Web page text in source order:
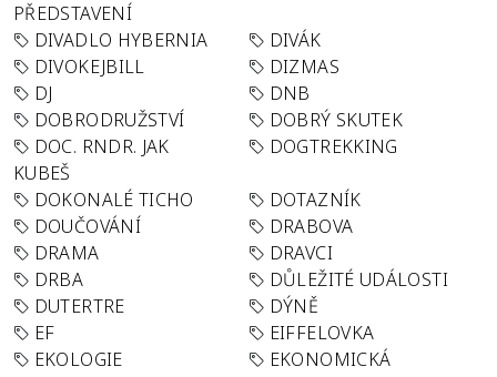
PŘEDSTAVENÍ
DIVADLO HYBERNIA
DIVÁK
DIVOKEJBILL
DIZMAS
DJ
DNB
DOBRODRUŽSTVÍ
DOBRÝ SKUTEK
DOC. RNDR. JAK
KUBEŠ
DOGTREKKING
DOKONALÉ TICHO
DOTAZNÍK
DOUČOVÁNÍ
DRABOVA
DRAMA
DRAVCI
DRBA
DŮLEŽITÉ UDÁLOSTI
DUTERTRE
DÝNĚ
EF
EIFFELOVKA
EKOLOGIE
EKONOMICKÁ